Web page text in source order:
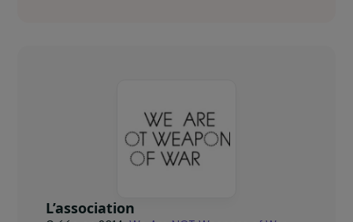
survivantes benéficient d'un soutien direct.